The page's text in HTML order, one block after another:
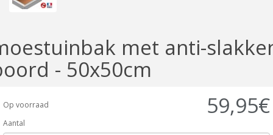
met anti-
- 50x50cm
Op voorraad 59,95€
Aantal